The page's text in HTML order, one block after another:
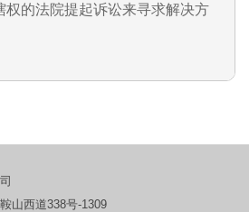
权的法院提起诉讼来寻求解决方
山西道338号-1309